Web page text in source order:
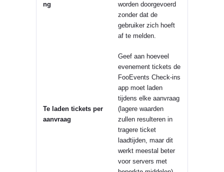
ng
worden doorgevoerd
zonder dat de
gebruiker zich hoeft
af te melden.
Te laden tickets per
aanvraag
Geef aan hoeveel
evenement tickets de
FooEvents Check-ins
app moet laden
tijdens elke aanvraag
(lagere waarden
zullen resulteren in
tragere ticket
laadtijden, maar dit
werkt meestal beter
voor servers met